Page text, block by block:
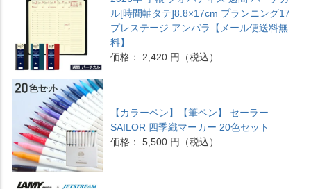
ル[時間軸タテ]8.8×17cm プランニング17
プレステージ アンパラ【メール便送料無
料】
価格： 2,420 円（税込）
【カラーペン】【筆ペン】 セーラー
SAILOR 四季織マーカー 20色セット
価格： 5,500 円（税込）